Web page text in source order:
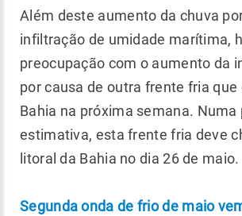
Além deste aumento da chuva
infiltração de umidade marítima,
preocupação com o aumento da
por causa de outra frente fria que
Bahia na próxima semana. Numa
estimativa, esta frente fria deve
litoral da Bahia no dia 26 de maio.
Segunda onda de frio de maio